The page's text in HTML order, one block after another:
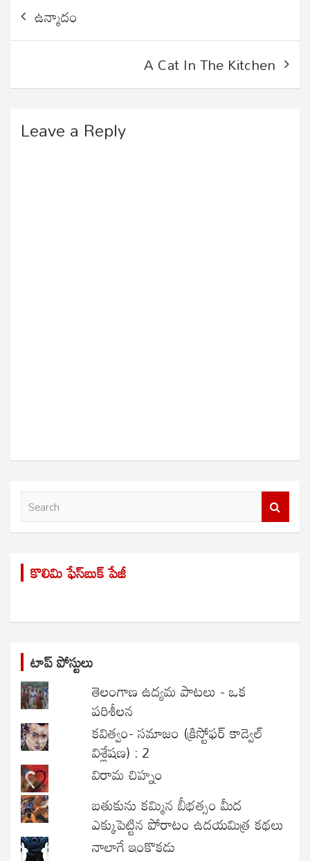
navigation
ఉన్మాదం
A Cat In The Kitchen
Leave a Reply
a
r
c కొలిమి ఫేస్‌బుక్ పేజీ
టాప్ పోస్టులు
తెలంగాణ ఉద్యమ పాటలు - ఒక
పరిశీలన
కవిత్వం- సమాజం (క్రిస్టోఫర్ కాడ్వెల్
విశ్లేషణ) : 2
విరామ చిహ్నం
బతుకును కమ్మిన బీభత్సం మీద
ఎక్కుపెట్టిన పోరాటం ఉదయమిత్ర కథలు
నాలాగే ఇంకొకడు